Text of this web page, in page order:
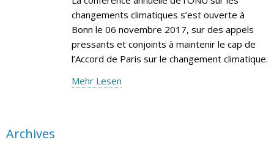
changements climatiques s’est ouverte à
Bonn le 06 novembre 2017, sur des appels
pressants et conjoints à maintenir le cap de
l’Accord de Paris sur le changement climatique.
Mehr Lesen
Archives